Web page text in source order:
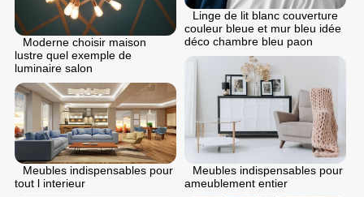
Linge de lit blanc couverture
couleur bleue et mur bleu idée
déco chambre bleu paon
Moderne choisir maison
lustre quel exemple de
luminaire salon
Meubles indispensables pour
ameublement entier
Meubles indispensables pour
tout l interieur